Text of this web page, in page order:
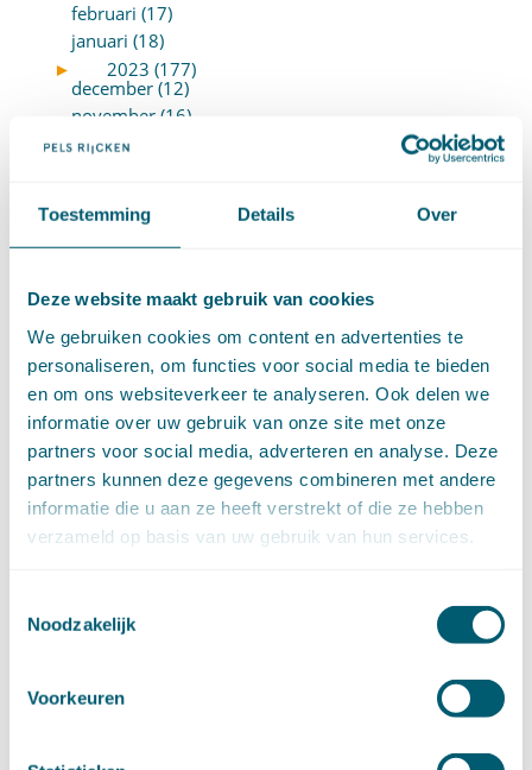
Toestemming Details Over
Deze website maakt gebruik van cookies
We gebruiken cookies om content en advertenties te
personaliseren, om functies voor social media te bieden
en om ons websiteverkeer te analyseren. Ook delen we
informatie over uw gebruik van onze site met onze
partners voor social media, adverteren en analyse. Deze
partners kunnen deze gegevens combineren met andere
informatie die u aan ze heeft verstrekt of die ze hebben
verzameld op basis van uw gebruik van hun services.
Noodzakelijk
Voorkeuren
februari (17)
januari (18)
►
2023 (177)
december (12)
november (16)
oktober (17)
juli (19)
juni (21)
april (13)
maart (17)
februari (16)
januari (14)
►
2022 (168)
december (13)
november (18)
oktober (15)
september (12)
augustus (4)
mei (11)
maart (16)